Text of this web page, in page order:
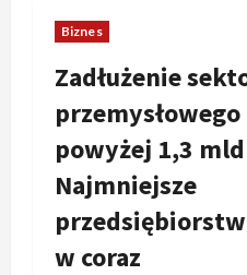
Biznes
Zadłużenie
przemysłowego
powyżej 1,3 mld
Najmniejsze
w coraz